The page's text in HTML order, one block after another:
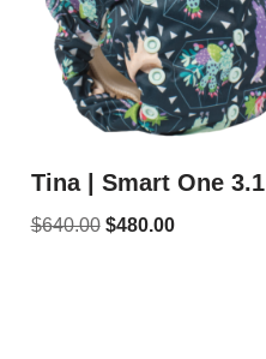
Tina | Smart One 3.1
$640.00 $480.00